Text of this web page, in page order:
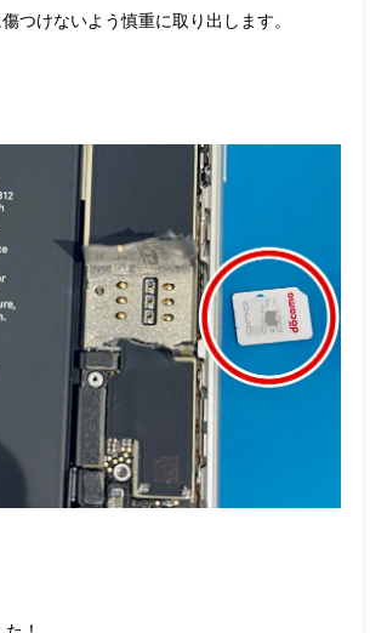
つけないよう慎重に取り出します。